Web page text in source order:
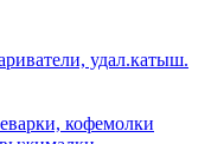
удал.катыш.
кофемолки